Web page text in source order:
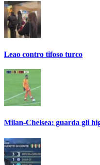
Leao contro tifoso turco
Milan-Chelsea: guarda gli